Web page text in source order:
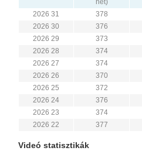
hét)
2026 31 378
2026 30
376
2026 29
373
2026 28
374
2026 27
374
2026 26
370
2026 25
372
2026 24
376
2026 23
374
2026 22
377
Videó statisztikák